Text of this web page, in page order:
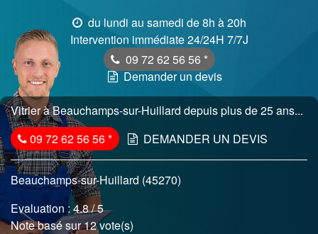
du lundi au samedi de 8h à 20h
Intervention immédiate 24/24H 7/7J
09 72 62 56 56 *
Demander un devis
Vitrier à Beauchamps-sur-Huillard depuis plus de 25 ans...
09 72 62 56 56* DEMANDER UN DEVIS
Beauchamps-sur-Huillard (45270)
Evaluation :4.8/ 5
Note basé sur 12 vote(s)